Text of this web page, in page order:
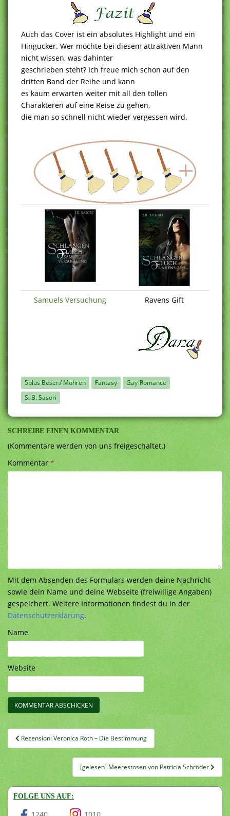
Auch das Cover ist ein absolutes Highlight und ein
Hingucker. Wer möchte bei diesem attraktiven Mann
nicht wissen, was dahinter
geschrieben steht? Ich freue mich schon auf den
dritten Band der Reihe und kann
es kaum erwarten weiter mit all den tollen
Charakteren auf eine Reise zu gehen,
die man so schnell nicht wieder vergessen wird.
Samuels Versuchung Ravens Gift
5plus Besen/ Möhren Fantasy
Gay-Romance
S. B. Sasori
SCHREIBE EINEN KOMMENTAR
(Kommentare werden von uns freigeschaltet.)
Kommentar*
Mit dem Absenden des Formulars werden deine Nachricht
sowie dein Name und deine Webseite (freiwillige Angaben)
gespeichert. Weitere Informationen findest du in der
Datenschutzerklärung.
Name
Website
Beitragsnavigation
Rezension: Veronica Roth – Die Bestimmung
[gelesen] Meerestosen von Patricia Schröder
FOLGE UNS AUF:
1240 1010